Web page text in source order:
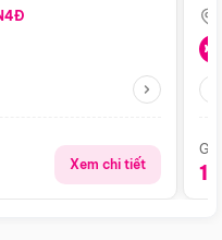
Xem chi tiết